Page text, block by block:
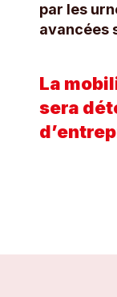
par les
avancées
La
sera